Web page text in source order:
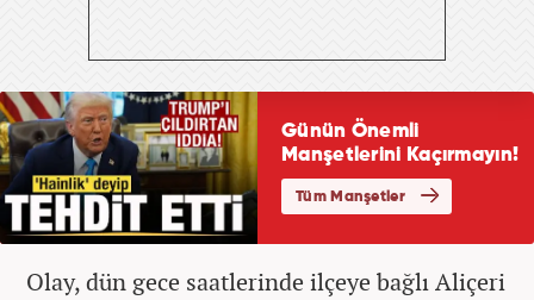
Olay, dün gece saatlerinde ilçeye bağlı Aliçeri